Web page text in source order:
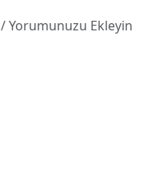
/ Yorumunuzu Ekleyin